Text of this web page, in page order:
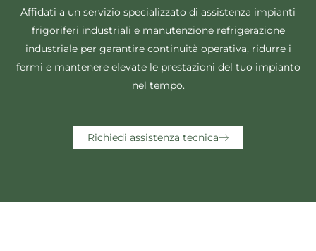
Affidati a un servizio specializzato di assistenza impianti
frigoriferi industriali e manutenzione refrigerazione
industriale per garantire continuità operativa, ridurre i
fermi e mantenere elevate le prestazioni del tuo impianto
nel tempo.
Richiedi assistenza tecnica